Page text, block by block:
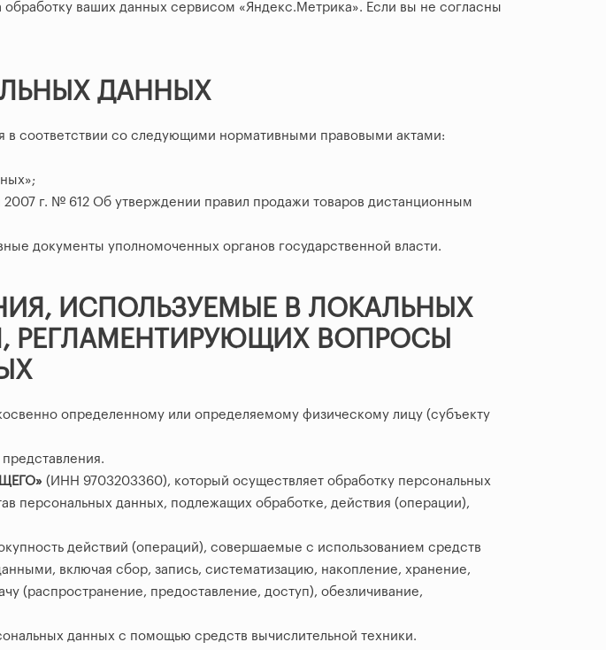
ваших данных сервисом «Яндекс.Метрика». Если вы не согласны
ДАННЫХ
в соответствии со следующими нормативными правовыми актами:
г. № 612 Об утверждении правил продажи товаров дистанционным
документы уполномоченных органов государственной власти.
ИСПОЛЬЗУЕМЫЕ В ЛОКАЛЬНЫХ
РЕГЛАМЕНТИРУЮЩИХ ВОПРОСЫ
определенному или определяемому физическому лицу (субъекту
(ИНН 9703203360), который осуществляет обработку персональных
персональных данных, подлежащих обработке, действия (операции),
действий (операций), совершаемые с использованием средств
включая сбор, запись, систематизацию, накопление, хранение,
(распространение, предоставление, доступ), обезличивание,
данных с помощью средств вычислительной техники.